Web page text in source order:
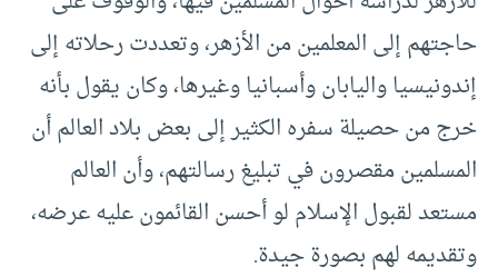
حاجتهم إلى المعلمين من الأزهر، وتعددت رحلاته إلى
إندونيسيا واليابان وأسبانيا وغيرها، وكان يقول بأنه
خرج من حصيلة سفره الكثير إلى بعض بلاد العالم أن
المسلمين مقصرون في تبليغ رسالتهم، وأن العالم
مستعد لقبول الإسلام لو أحسن القائمون عليه عرضه،
وتقديمه لهم بصورة جيدة.